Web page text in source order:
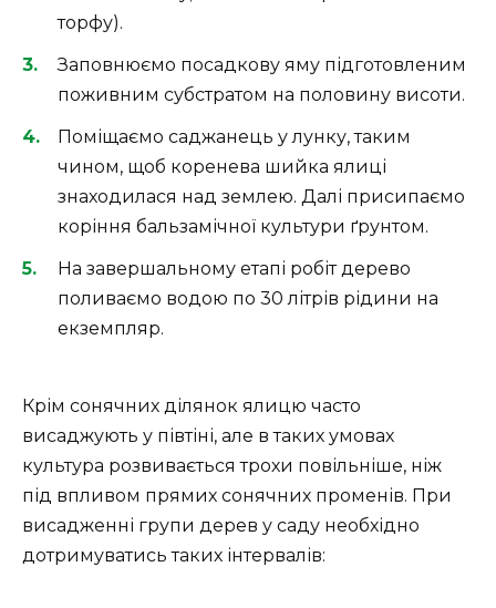
торфу).
Заповнюємо посадкову яму підготовленим
поживним субстратом на половину висоти.
Поміщаємо саджанець у лунку, таким
чином, щоб коренева шийка ялиці
знаходилася над землею. Далі присипаємо
коріння бальзамічної культури ґрунтом.
На завершальному етапі робіт дерево
поливаємо водою по 30 літрів рідини на
екземпляр.
Крім сонячних ділянок ялицю часто
висаджують у півтіні, але в таких умовах
культура розвивається трохи повільніше, ніж
під впливом прямих сонячних променів. При
висадженні групи дерев у саду необхідно
дотримуватись таких інтервалів: